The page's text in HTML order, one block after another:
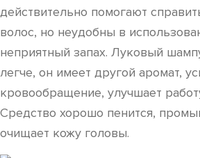
действительно помогают
волос, но неудобны в
неприятный запах. Луковый
легче, он имеет другой аромат,
кровообращение, улучшает
Средство хорошо пенится,
очищает кожу головы.